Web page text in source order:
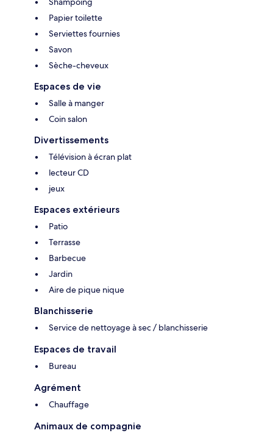
Papier toilette
Serviettes fournies
Savon
Sèche-cheveux
Espaces de vie
Salle à manger
Coin salon
Divertissements
Télévision à écran plat
lecteur CD
jeux
Espaces extérieurs
Patio
Terrasse
Barbecue
Jardin
Aire de pique nique
Blanchisserie
Service de nettoyage à sec / blanchisserie
Espaces de travail
Bureau
Agrément
Chauffage
Animaux de compagnie